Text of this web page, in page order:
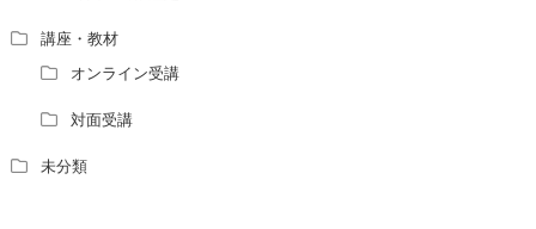
講座・教材
オンライン受講
対面受講
未分類